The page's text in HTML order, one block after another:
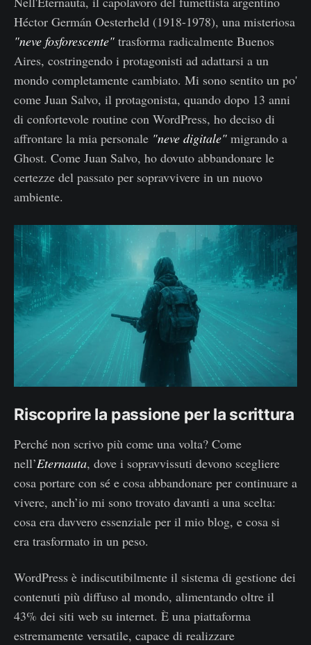
Héctor Germán Oesterheld (1918-1978), una misteriosa
"neve fosforescente" trasforma radicalmente Buenos
Aires, costringendo i protagonisti ad adattarsi a un
mondo completamente cambiato. Mi sono sentito un po'
come Juan Salvo, il protagonista, quando dopo 13 anni
di confortevole routine con WordPress, ho deciso di
affrontare la mia personale "neve digitale" migrando a
Ghost. Come Juan Salvo, ho dovuto abbandonare le
certezze del passato per sopravvivere in un nuovo
ambiente.
Riscoprire la passione per la scrittura
Perché non scrivo più come una volta? Come
nell’Eternauta, dove i sopravvissuti devono scegliere
cosa portare con sé e cosa abbandonare per continuare a
vivere, anch’io mi sono trovato davanti a una scelta:
cosa era davvero essenziale per il mio blog, e cosa si
era trasformato in un peso.
WordPress è indiscutibilmente il sistema di gestione dei
contenuti più diffuso al mondo, alimentando oltre il
43% dei siti web su internet. È una piattaforma
estremamente versatile, capace di realizzare